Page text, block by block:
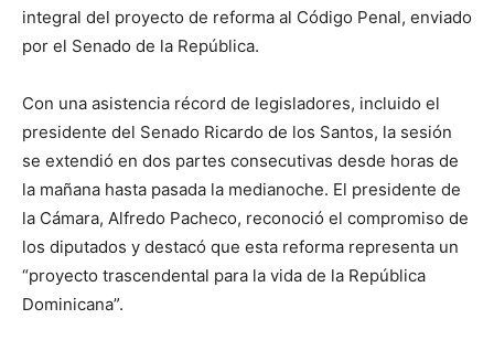
integral del proyecto de reforma al Código Penal, enviado
por el Senado de la República.
Con una asistencia récord de legisladores, incluido el
presidente del Senado Ricardo de los Santos, la sesión
se extendió en dos partes consecutivas desde horas de
la mañana hasta pasada la medianoche. El presidente de
la Cámara, Alfredo Pacheco, reconoció el compromiso de
los diputados y destacó que esta reforma representa un
“proyecto trascendental para la vida de la República
Dominicana”.